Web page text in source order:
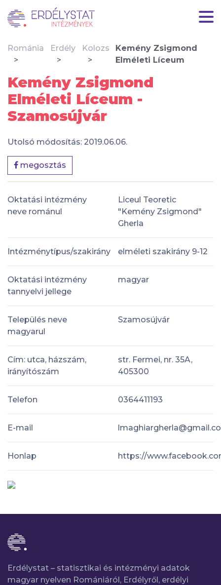
Románia Erdély Kolozs
Kemény Zsigmond
Elméleti Líceum
Kemény Zsigmond
Elméleti Líceum -
Szamosújvár
Utolsó módosítás: 2019.06.06.
megosztás
Oktatási intézmény
neve románul
Liceul Teoretic
"Kemény Zsigmond"
Gherla
Intézménytípus/szakirány elméleti szakirány 9-12
Oktatási intézmény
tannyelvi jellege
magyar
Település neve
magyarul
Szamosújvár
Cím: utca, házszám,
irányítószám
str. Fermei, nr. 35A,
405300
Telefon 0364411193
E-mail
Honlap https://
Erdélystat – statisztikai és intézményi adatok
magyar nyelven Romániáról, Erdélyről, erdélyi